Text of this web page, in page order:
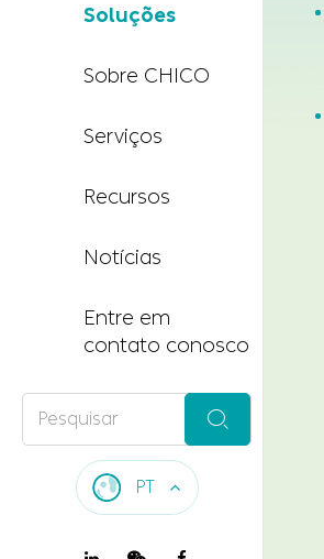
Soluções
Sobre CHICO
Serviços
Recursos
Notícias
Entre em
contato conosco

PT